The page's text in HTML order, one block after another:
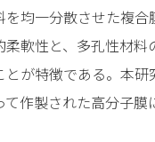
を均一分散させた複合
柔軟性と、多孔性材料
が特徴である。本研
て作製された高分子膜